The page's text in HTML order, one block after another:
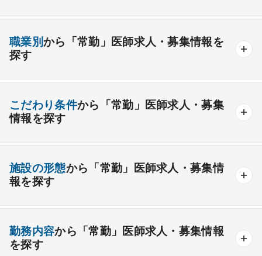
内科系
一般内科 呼吸器内科 消化器内科 循環器内科
老人内科 リウマチ内科 総合診療科
消化器外科
整形外科 形成外科 美容外科
その他
職業別から「常勤」医師求人・募集情報を
探す
こだわり条件から「常勤」医師求人・募集
情報を探す
開業支援あり
外来のみの勤務可能 給与インセンティブ制度あり
夜間当直なしの勤務可
施設の形態から「常勤」医師求人・募集情
報を探す
療養＋精神
勤務内容から「常勤」医師求人・募集情報
を探す